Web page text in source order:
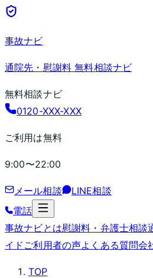
事故ナビ
通院先・慰謝料 無料相談ナビ
無料相談ナビ
0120-XXX-XXX
ご利用は無料
9:00〜22:00
メール相談
LINE相談
電話
事故ナビとは慰謝料・弁護士相談
イド ご利用者の声よくある質問会
TOP